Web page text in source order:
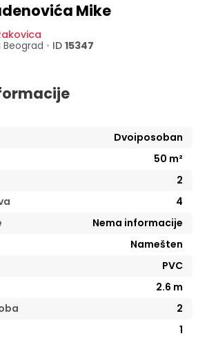
Mike
Beograd • ID 15347
Dvoiposoban
50 m²
2
4
Nema informacije
Namešten
PVC
2.6 m
2
1